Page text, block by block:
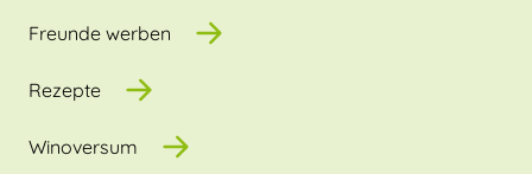
Freunde werben
Rezepte
Winoversum